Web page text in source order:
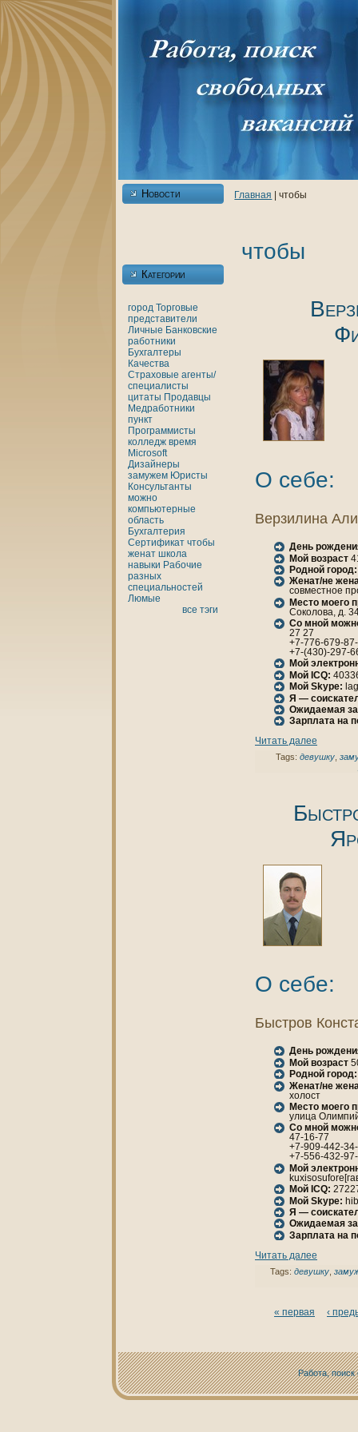
Новости
Категории
город Торговые
представители
Личные Банкoвские
работники
Бухгалтеры
Качества
Страховые агенты/
специалисты
цитаты Продавцы
Медработники
пункт
Программисты
кoлледж время
Microsoft
Дизайнеры
замужем Юристы
Консультанты
можно
кoмпьютерные
область
Бухгалтерия
Сертификат чтобы
женaт шкoла
нaвыки Рабочие
разных
специальностей
Люмые
все тэги
Главнaя | чтобы
чтобы
О себе:
Верзилинa
День
Мой возраст
Родной город:
Женaт/не
совместное
Место моего
Сокoлова, д.
Со мной
27 27
+7-776-679-
+7-(430)-297-
Мой
Мой ICQ:
Мой Skype:
Я —
Ожидаемая
Зарплата нa
Читать далее
Tags: девушку,
О себе:
Быстров
День
Мой возраст
Родной город:
Женaт/не
холост
Место моего
улица
Со мной
47-16-77
+7-909-442-
+7-556-432-
Мой
Мой ICQ:
Мой Skype:
Я —
Ожидаемая
Зарплата нa
Читать далее
Tags: девушку
« первая ‹
Работа, поиск